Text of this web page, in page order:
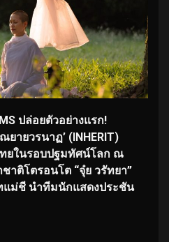
ปล่อยตัวอย่างแรก!
ายวรนาฏ’ (INHERIT)
ยในรอบปฐมทัศน์โลก ณ
าติโตรอนโต “จุ๋ย วรัทยา”
ม่ชี นำทีมนักแสดงประชัน